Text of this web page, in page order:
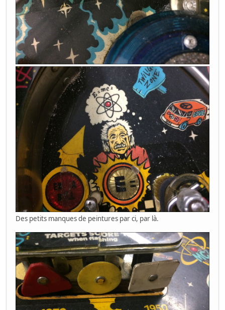
Des petits manques de peintures par ci, par là.